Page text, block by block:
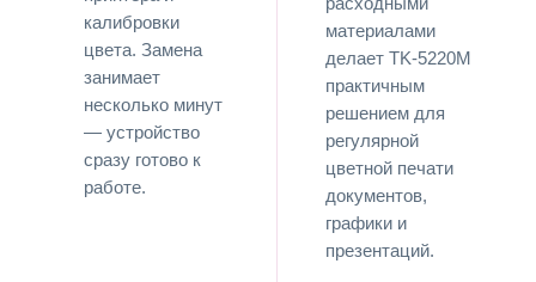
калибровки
цвета. Замена
занимает
несколько минут
— устройство
сразу готово к
работе.
материалами
делает TK-5220M
практичным
решением для
регулярной
цветной печати
документов,
графики и
презентаций.